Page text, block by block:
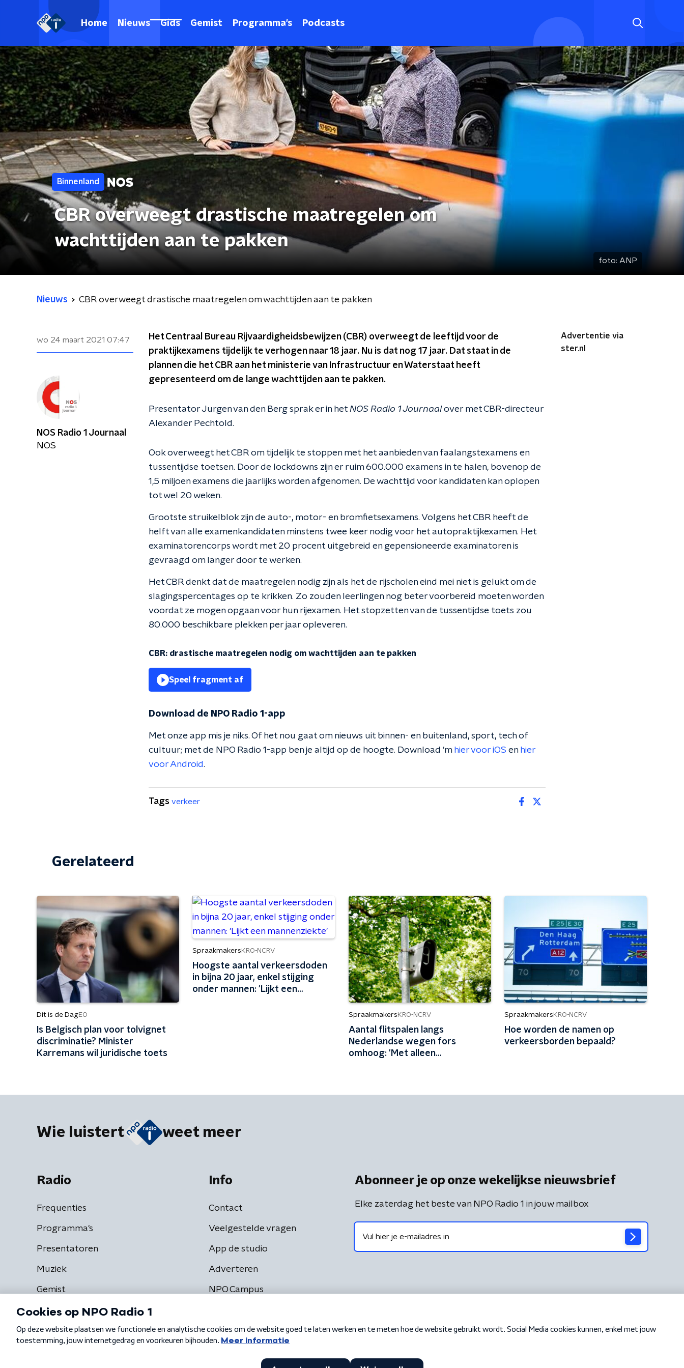
Home Nieuws Gids Gemist Programma's Podcasts
Binnenland
CBR overweegt drastische maatregelen om
wachttijden aan te pakken
foto: ANP
Nieuws CBR overweegt drastische maatregelen om wachttijden aan te pakken
wo 24 maart 2021 07:47
Het Centraal Bureau Rijvaardigheidsbewijzen (CBR) overweegt de leeftijd voor de
praktijkexamens tijdelijk te verhogen naar 18 jaar. Nu is dat nog 17 jaar. Dat staat in de
plannen die het CBR aan het ministerie van Infrastructuur en Waterstaat heeft
gepresenteerd om de lange wachttijden aan te pakken.
Presentator Jurgen van den Berg sprak er in het NOS Radio 1 Journaalover met CBR-directeur
Alexander Pechtold.
Ook overweegt het CBR om tijdelijk te stoppen met het aanbieden van faalangstexamens en
tussentijdse toetsen. Door de lockdowns zijn er ruim 600.000 examens in te halen, bovenop de
1,5 miljoen examens die jaarlijks worden afgenomen. De wachttijd voor kandidaten kan oplopen
tot wel 20 weken.
Grootste struikelblok zijn de auto-, motor- en bromfietsexamens. Volgens het CBR heeft de
helft van alle examenkandidaten minstens twee keer nodig voor het autopraktijkexamen. Het
examinatorencorps wordt met 20 procent uitgebreid en gepensioneerde examinatoren is
gevraagd om langer door te werken.
Het CBR denkt dat de maatregelen nodig zijn als het de rijscholen eind mei niet is gelukt om de
slagingspercentages op te krikken. Zo zouden leerlingen nog beter voorbereid moeten worden
voordat ze mogen opgaan voor hun rijexamen. Het stopzetten van de tussentijdse toets zou
80.000 beschikbare plekken per jaar opleveren.
CBR: drastische maatregelen nodig om wachttijden aan te pakken
Speel fragment af
Download de NPO Radio 1-app
Met onze app mis je niks. Of het nou gaat om nieuws uit binnen- en buitenland, sport, tech of
cultuur; met de NPO Radio 1-app ben je altijd op de hoogte. Download 'm hier voor iOS en hier
voor Android.
Advertentie via
ster.nl
NOS Radio 1 Journaal
NOS
Tags verkeer
Gerelateerd
Dit is de DagEO
Is Belgisch plan voor tolvignet
discriminatie? Minister
Karremans wil juridische toets
Spraakmakers KRO-NCRV
Hoogste aantal verkeersdoden
in bijna 20 jaar, enkel stijging
onder mannen: 'Lijkt een
Spraakmakers KRO-NCRV
Aantal flitspalen langs
Nederlandse wegen fors
omhoog: 'Met alleen
Spraakmakers KRO-NCRV
Hoe worden de namen op
verkeersborden bepaald?
Wie luistert weet meer
Radio
Frequenties
Programma's
Presentatoren
Muziek
Gemist
Info
Contact
Veelgestelde vragen
App de studio
Adverteren
NPO Campus
Abonneer je op onze wekelijkse nieuwsbrief
Elke zaterdag het beste van NPO Radio 1 in jouw mailbox
Algemene voorwaarden Privacybeleid